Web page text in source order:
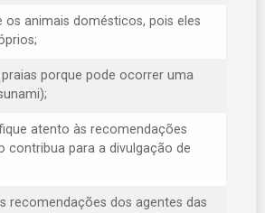
os animais domésticos, pois eles
porque pode ocorrer uma
atento às recomendações
contribua para a divulgação de
recomendações dos agentes das